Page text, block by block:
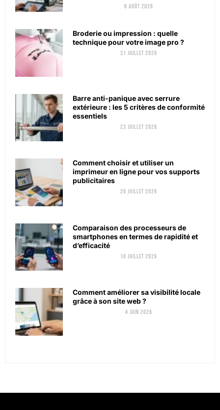
6 août 2026
Broderie ou impression : quelle
technique pour votre image pro ?
31 juillet 2026
Barre anti-panique avec serrure
extérieure : les 5 critères de conformité
essentiels
23 juillet 2026
Comment choisir et utiliser un
imprimeur en ligne pour vos supports
publicitaires
20 juillet 2026
Comparaison des processeurs de
smartphones en termes de rapidité et
d’efficacité
10 juillet 2026
Comment améliorer sa visibilité locale
grâce à son site web ?
4 juin 2026